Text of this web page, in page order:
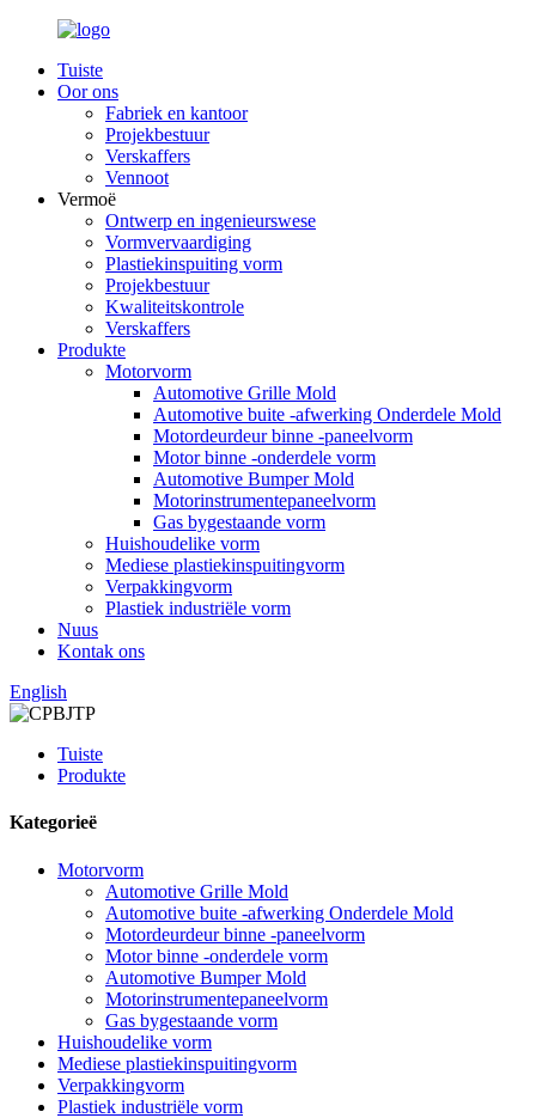
Tuiste
Oor ons
Fabriek en kantoor
Projekbestuur
Verskaffers
Vennoot
Vermoë
Ontwerp en ingenieurswese
Vormvervaardiging
Plastiekinspuiting vorm
Projekbestuur
Kwaliteitskontrole
Verskaffers
Produkte
Motorvorm
Automotive Grille Mold
Automotive buite -afwerking Onderdele Mold
Motordeurdeur binne -paneelvorm
Motor binne -onderdele vorm
Automotive Bumper Mold
Motorinstrumentepaneelvorm
Gas bygestaande vorm
Huishoudelike vorm
Mediese plastiekinspuitingvorm
Verpakkingvorm
Plastiek industriële vorm
Nuus
Kontak ons
English
Tuiste
Produkte
Kategorieë
Motorvorm
Automotive Grille Mold
Automotive buite -afwerking Onderdele Mold
Motordeurdeur binne -paneelvorm
Motor binne -onderdele vorm
Automotive Bumper Mold
Motorinstrumentepaneelvorm
Gas bygestaande vorm
Huishoudelike vorm
Mediese plastiekinspuitingvorm
Verpakkingvorm
Plastiek industriële vorm